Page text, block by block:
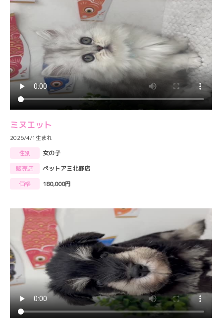
ミヌエット
2026/4/1生まれ
性別
女の子
販売店
ペットアミ北野店
価格
180,000円